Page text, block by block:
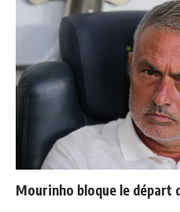
Mourinho bloque le départ